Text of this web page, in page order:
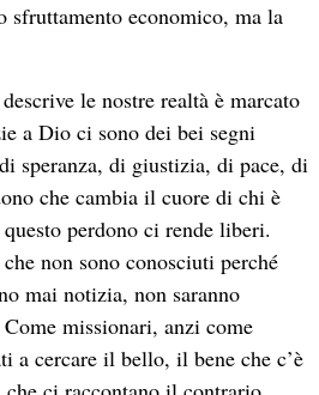
sfruttamento economico, ma la
le nostre realtà è marcato
a Dio ci sono dei bei segni
speranza, di giustizia, di pace, di
che cambia il cuore di chi è
perdono ci rende liberi.
non sono conosciuti perché
mai notizia, non saranno
missionari, anzi come
a cercare il bello, il bene che c’è